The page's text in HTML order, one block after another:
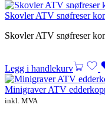
Skovler ATV snøfreser
Skovler ATV snøfreser
Legg i handlekurv
Minigraver ATV
inkl. MVA